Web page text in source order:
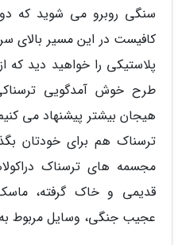
سنگی روبرو می شوید که
کافیست در این مسیر بالای
پلاستیکی را خواهید دید که
طرح خوش آمدگویی
هیجان بیشتر پیشنهاد می
ترسناک هم برای خودتان
مجسمه های ترسناک
قدیمی و خاک گرفته،
عجیب جنگی، وسایل مربوط